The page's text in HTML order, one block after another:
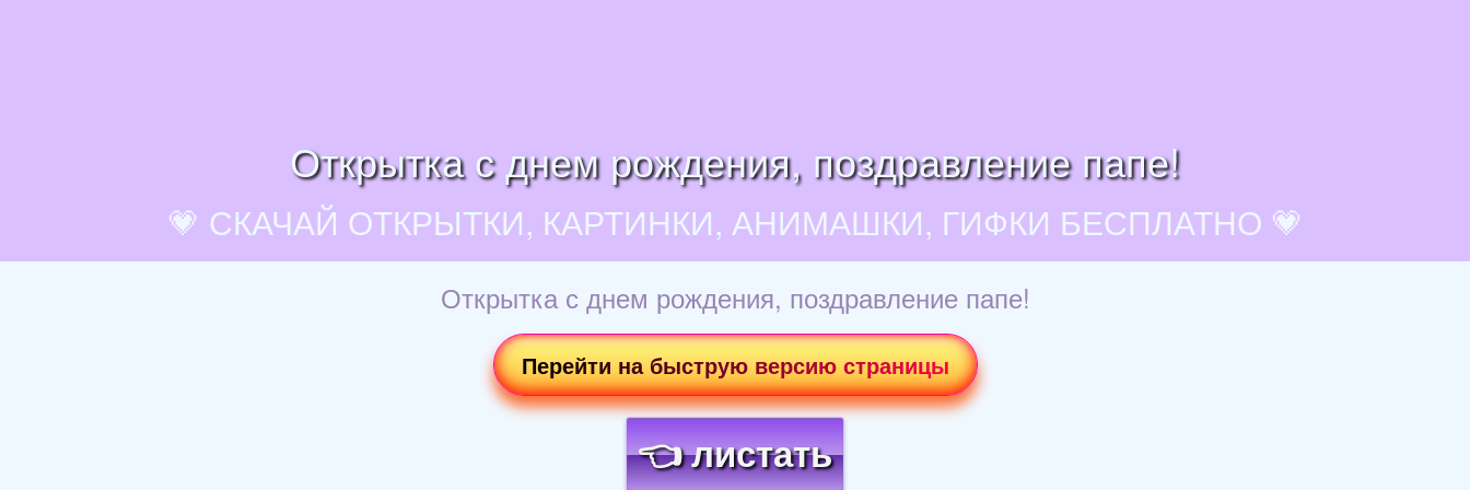
Открытка с днем рождения, поздравление папе!
💗 СКАЧАЙ ОТКРЫТКИ, КАРТИНКИ, АНИМАШКИ, ГИФКИ БЕСПЛАТНО 💗
Открытка с днем рождения, поздравление папе!
Перейти на быструю версию страницы
👈 листать